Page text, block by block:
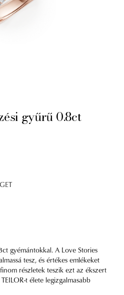
gyűrű 0.8ct
gyémántokkal. A Love Stories
tesz, és értékes emlékeket
részletek teszik ezt az ékszert
t élete legizgalmasabb